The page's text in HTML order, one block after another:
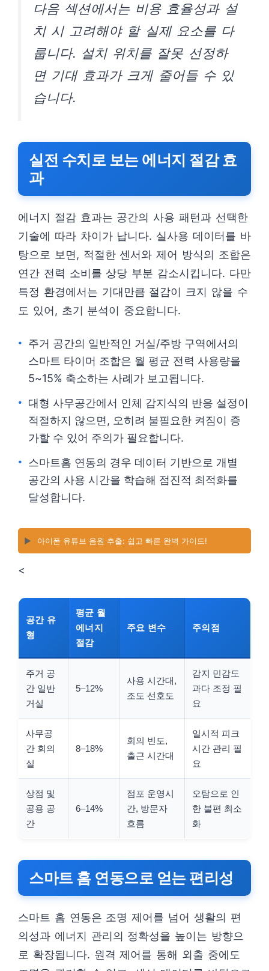
다음 섹션에서는 비용 효율성과 설
치 시 고려해야 할 실제 요소를 다
룹니다. 설치 위치를 잘못 선정하
면 기대 효과가 크게 줄어들 수 있
습니다.
실전 수치로 보는 에너지 절감 효
과
에너지 절감 효과는 공간의 사용 패턴과 선택한
기술에 따라 차이가 납니다. 실사용 데이터를 바
탕으로 보면, 적절한 센서와 제어 방식의 조합은
연간 전력 소비를 상당 부분 감소시킵니다. 다만
특정 환경에서는 기대만큼 절감이 크지 않을 수
도 있어, 초기 분석이 중요합니다.
주거 공간의 일반적인 거실/주방 구역에서의
스마트 타이머 조합은 월 평균 전력 사용량을
5~15% 축소하는 사례가 보고됩니다.
대형 사무공간에서 인체 감지식의 반응 설정이
적절하지 않으면, 오히려 불필요한 켜짐이 증
가할 수 있어 주의가 필요합니다.
스마트홈 연동의 경우 데이터 기반으로 개별
공간의 사용 시간을 학습해 점진적 최적화를
달성합니다.
▶️ 아이폰 유튜브 음원 추출: 쉽고 빠른 완벽 가이드!
<
공간 유
형
평균 월
에너지
절감
주요 변수 주의점
주거 공
간 일반
거실
5–12%
사용 시간대,
조도 선호도
감지 민감도
과다 조정 필
요
사무공
간 회의
실
8–18%
회의 빈도,
출근 시간대
일시적 피크
시간 관리 필
요
상점 및
공용 공
간
6–14%
점포 운영시
간, 방문자
흐름
오탐으로 인
한 불편 최소
화
스마트 홈 연동으로 얻는 편리성
스마트 홈 연동은 조명 제어를 넘어 생활의 편
의성과 에너지 관리의 정확성을 높이는 방향으
로 확장됩니다. 원격 제어를 통해 외출 중에도